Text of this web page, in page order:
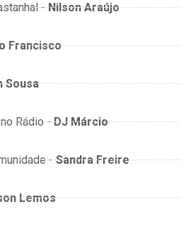
-Nilson Araújo
Francisco
Sousa
Rádio -DJ Márcio
-Sandra Freire
Lemos